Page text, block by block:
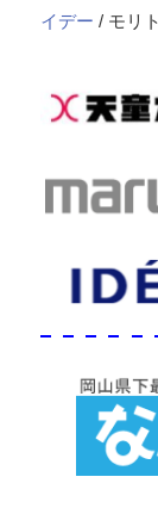
イデー / モリ